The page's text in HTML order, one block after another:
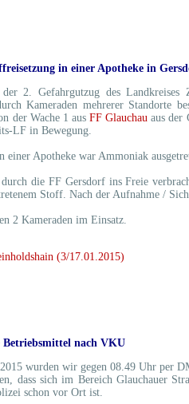
in einer Apotheke in
2. Gefahrgutzug des
Kameraden mehrerer Standorte
der Wache 1 ausFF Glauchau aus der
LF in Bewegung.
einer Apotheke war Ammoniak
die FF Gersdorf ins Freie
Stoff. Nach der Aufnahme /
2 Kameraden im Einsatz.
(3/17.01.2015)
nach VKU
wurden wir gegen 08.49 Uhr per
dass sich im Bereich Glauchauer
schon vor Ort ist.